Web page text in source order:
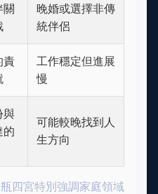
關
晚婚或選擇非傳
統伴侶
責
工作穩定但進展
慢
與
的
可能較晚找到人
生方向
四宮特別強調家庭領域